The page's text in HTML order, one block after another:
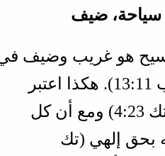
سياحة، ضيف
هو غريب وضيف
). هكذا اعتبر
23‏:4
) ومع أن كل
بحق إلهي (تك